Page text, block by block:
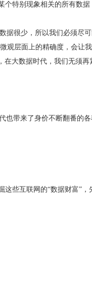
特别现象相关的所有数
很少，所以我们必须尽
观层面上的精确度，会让
大数据时代，我们无须
带来了身价不断翻番的
些互联网的“数据财富”